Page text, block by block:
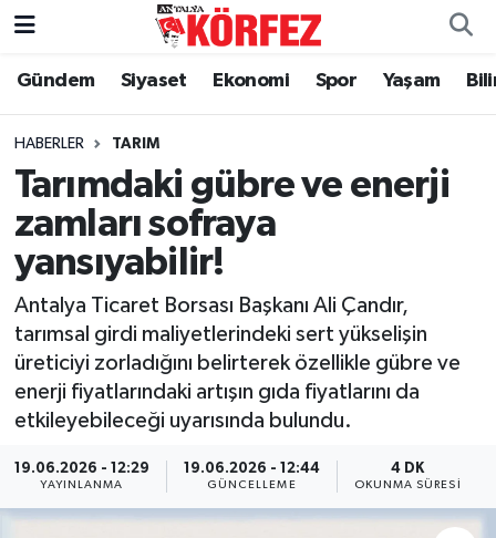
Gündem Siyaset Ekonomi Spor Yaşam
HABERLER TARIM
Tarımdaki gübre ve enerji
zamları sofraya
yansıyabilir!
Antalya Ticaret Borsası Başkanı Ali Çandır,
tarımsal girdi maliyetlerindeki sert yükselişin
üreticiyi zorladığını belirterek özellikle gübre ve
enerji fiyatlarındaki artışın gıda fiyatlarını da
etkileyebileceği uyarısında bulundu.
19.06.2026 - 12:29
YAYINLANMA
19.06.2026 - 12:44
GÜNCELLEME
4 DK
OKUNMA SÜRESI
Gündem
Siyaset
Yerel Yönetim
Ekonomi
Spor
Yaşam
Asayiş
Dünya
Nöbetçi Eczaneler
Hava Durumu
Trafik Durumu
Süper Lig Puan Durumu ve Fikstür
Tüm Manşetler
Son Dakika Haberleri
Haber Arşivi